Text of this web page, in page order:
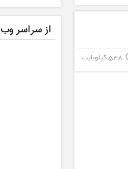
548 کیلوبایت
از سراسر وب